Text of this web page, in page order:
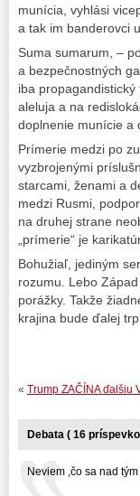
munícia, vyhlási
a tak im banderovci
Suma sumarum, –
a bezpečnostných
iba
aleluja a na
doplnenie munície a
Prímerie medzi po
vyzbrojenými
starcami, ženami a
medzi Rusmi,
na druhej strane
„prímerie“ je
Bohužiaľ, jediným
rozumu. Lebo
porážky. Takže
krajina bude ďalej
« Trump ZAČÍNA ďalšiu
Debata ( 16
Neviem ,čo sa nad